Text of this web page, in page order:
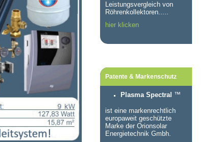
Leistungsvergleich von
Röhrenkollektoren.....
hier klicken
Patente & Markenschutz
Plasma Spectral ™
ist eine markenrechtlich
europaweit geschützte
Marke der Orionsolar
Energietechnik Gmbh.